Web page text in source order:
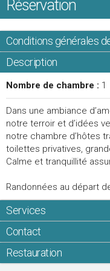
Réservation
Conditions générales
Description
Nombre de chambre : 1
Dans une ambiance
notre terroir et d’idées
notre chambre d’hôtes
toilettes privatives,
Calme et tranquillité
Randonnées au départ
Services
Contact
Restauration